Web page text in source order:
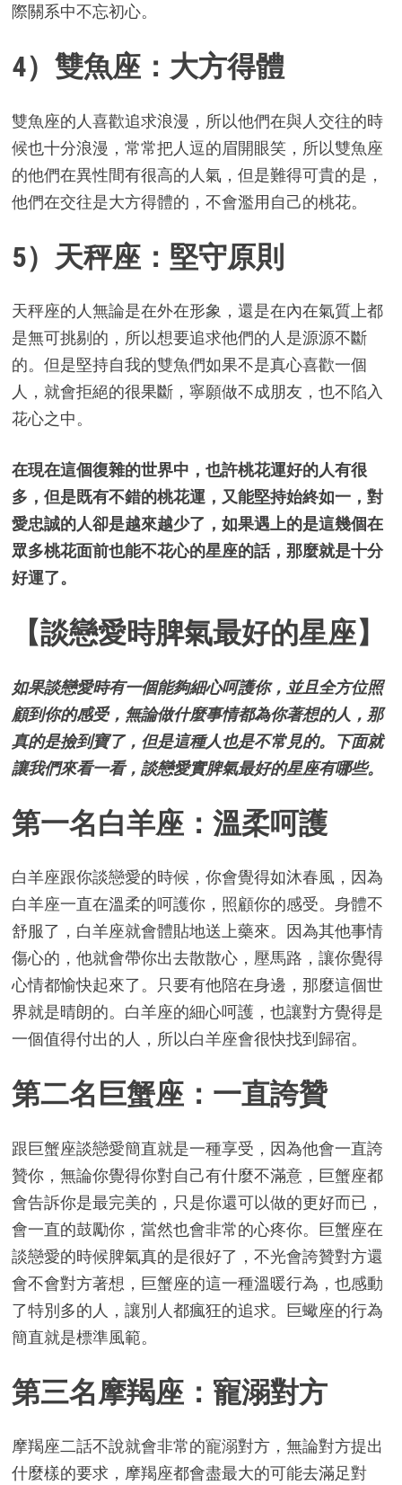
際關系中不忘初心。
4）雙魚座：大方得體
雙魚座的人喜歡追求浪漫，所以他們在與人交往的時
候也十分浪漫，常常把人逗的眉開眼笑，所以雙魚座
的他們在異性間有很高的人氣，但是難得可貴的是，
他們在交往是大方得體的，不會濫用自己的桃花。
5）天秤座：堅守原則
天秤座的人無論是在外在形象，還是在內在氣質上都
是無可挑剔的，所以想要追求他們的人是源源不斷
的。但是堅持自我的雙魚們如果不是真心喜歡一個
人，就會拒絕的很果斷，寧願做不成朋友，也不陷入
花心之中。
在現在這個復雜的世界中，也許桃花運好的人有很
多，但是既有不錯的桃花運，又能堅持始終如一，對
愛忠誠的人卻是越來越少了，如果遇上的是這幾個在
眾多桃花面前也能不花心的星座的話，那麼就是十分
好運了。
【談戀愛時脾氣最好的星座】
如果談戀愛時有一個能夠細心呵護你，並且全方位照
顧到你的感受，無論做什麼事情都為你著想的人，那
真的是撿到寶了，但是這種人也是不常見的。下面就
讓我們來看一看，談戀愛實脾氣最好的星座有哪些。
第一名白羊座：溫柔呵護
白羊座跟你談戀愛的時候，你會覺得如沐春風，因為
白羊座一直在溫柔的呵護你，照顧你的感受。身體不
舒服了，白羊座就會體貼地送上藥來。因為其他事情
傷心的，他就會帶你出去散散心，壓馬路，讓你覺得
心情都愉快起來了。只要有他陪在身邊，那麼這個世
界就是晴朗的。白羊座的細心呵護，也讓對方覺得是
一個值得付出的人，所以白羊座會很快找到歸宿。
第二名巨蟹座：一直誇贊
跟巨蟹座談戀愛簡直就是一種享受，因為他會一直誇
贊你，無論你覺得你對自己有什麼不滿意，巨蟹座都
會告訴你是最完美的，只是你還可以做的更好而已，
會一直的鼓勵你，當然也會非常的心疼你。巨蟹座在
談戀愛的時候脾氣真的是很好了，不光會誇贊對方還
會不會對方著想，巨蟹座的這一種溫暖行為，也感動
了特別多的人，讓別人都瘋狂的追求。巨蠍座的行為
簡直就是標準風範。
第三名摩羯座：寵溺對方
摩羯座二話不說就會非常的寵溺對方，無論對方提出
什麼樣的要求，摩羯座都會盡最大的可能去滿足對